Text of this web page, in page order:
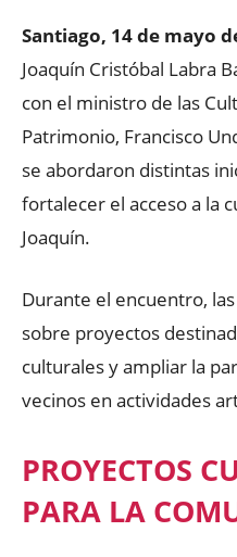
Santiago, 14 de mayo
Joaquín Cristóbal Labra
con el ministro de las
Patrimonio, Francisco
se abordaron distintas
fortalecer el acceso a la
Joaquín.
Durante el encuentro,
sobre proyectos
culturales y ampliar la
vecinos en actividades
PROYECTOS
PARA LA